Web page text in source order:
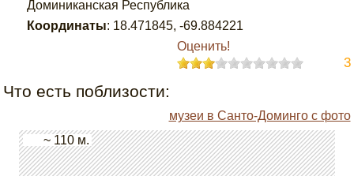
Доминиканская Республика
Координаты: 18.471845,-69.884221
Оценить!
3
Что есть поблизости:
музеи в Санто-Доминго с фото
~ 110 м.